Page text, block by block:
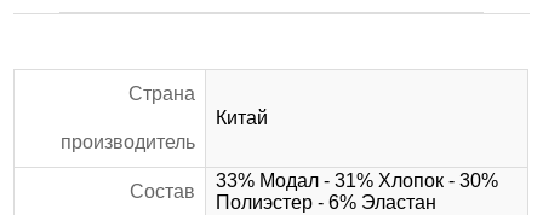
Страна
производитель
Китай
Состав
33% Модал - 31% Хлопок - 30%
Полиэстер - 6% Эластан